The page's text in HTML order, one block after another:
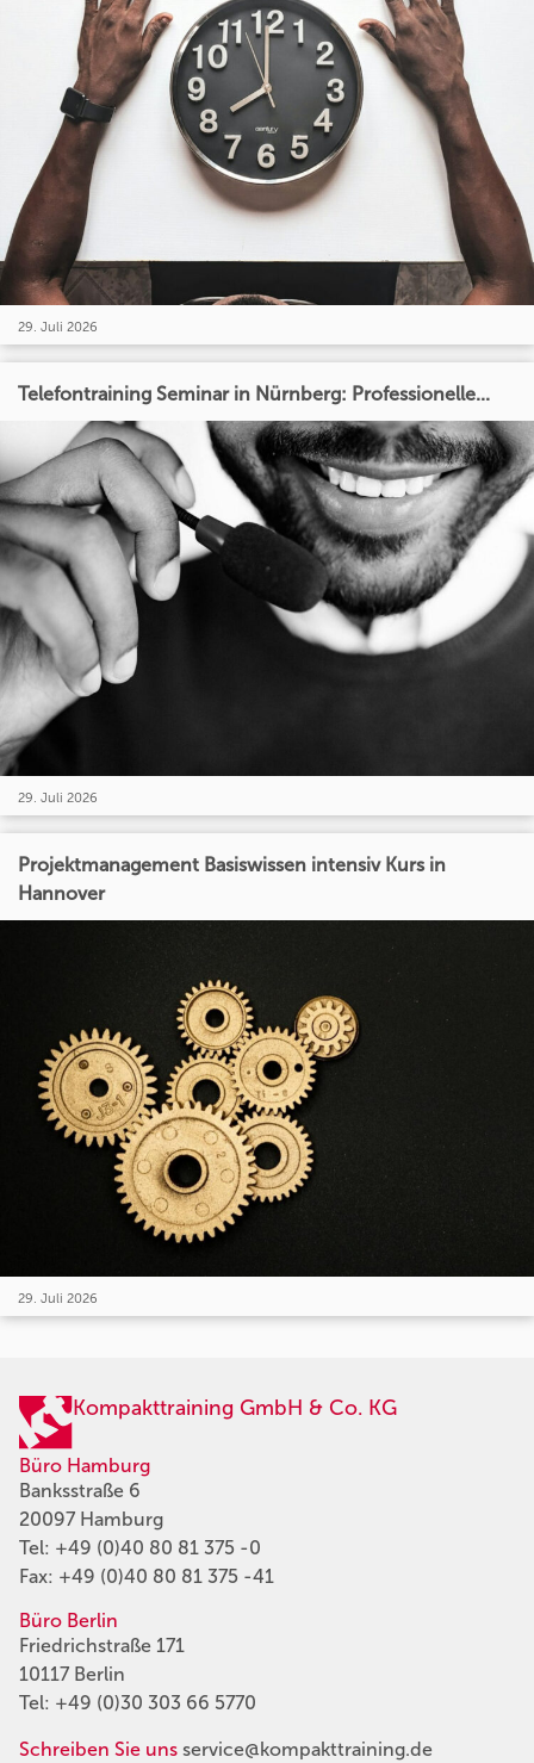
29. Juli 2026
Telefontraining Seminar in Nürnberg: Professionelle...
29. Juli 2026
Projektmanagement Basiswissen intensiv Kurs in
Hannover
29. Juli 2026
Kompakttraining GmbH & Co. KG
Büro Hamburg
Banksstraße 6
20097 Hamburg
Tel: +49 (0)40 80 81 375 -0
Fax: +49 (0)40 80 81 375 -41
Büro Berlin
Friedrichstraße 171
10117 Berlin
Tel: +49 (0)30 303 66 5770
Schreiben Sie uns service@kompakttraining.de